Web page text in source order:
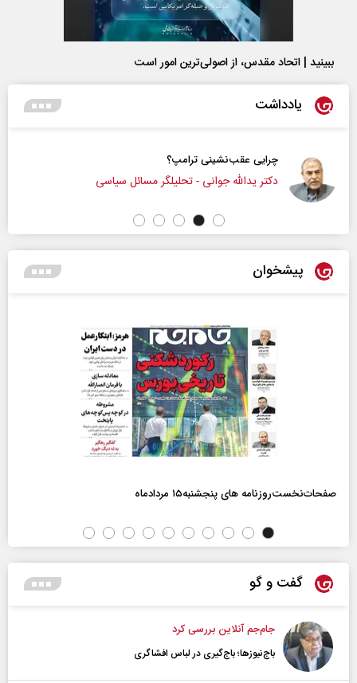
ببینید | اتحاد مقدس، از اصولی‌ترین امور است
یادداشت
سیاسی عباس سلیمی‌نمین - تحلیلگر
پیشخوان
صفحات‌نخست‌روزنامه ها‌ی پنجشنبه‌۱۵ مردادماه
گفت و گو
جام‌جم آنلاین بررسی کرد
باج‌نیوزها؛ باج‌گیری در لباس افشاگری